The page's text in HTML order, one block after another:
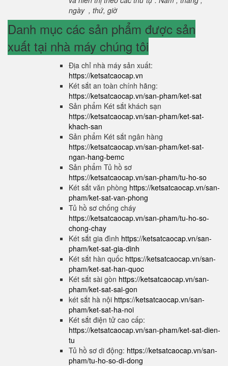
ngày , thứ, giờ
Danh mục các sản phẩm được sản
xuất tại nhà máy chúng tôi
Địa chỉ nhà máy sản xuất:
https://ketsatcaocap.vn
Két sắt an toàn chính hãng:
https://ketsatcaocap.vn/san-pham/ket-sat
Sản phẩm Két sắt khách sạn
https://ketsatcaocap.vn/san-pham/ket-sat-
khach-san
Sản phẩm Két sắt ngân hàng
https://ketsatcaocap.vn/san-pham/ket-sat-
ngan-hang-bemc
Sản phẩm Tủ hồ sơ
https://ketsatcaocap.vn/san-pham/tu-ho-so
Két sắt văn phòng https://ketsatcaocap.vn/san-
pham/ket-sat-van-phong
Tủ hồ sơ chống cháy
https://ketsatcaocap.vn/san-pham/tu-ho-so-
chong-chay
Két sắt gia đình https://ketsatcaocap.vn/san-
pham/ket-sat-gia-dinh
Két sắt hàn quốc https://ketsatcaocap.vn/san-
pham/ket-sat-han-quoc
Két sắt sài gòn https://ketsatcaocap.vn/san-
pham/ket-sat-sai-gon
két sắt hà nội https://ketsatcaocap.vn/san-
pham/ket-sat-ha-noi
Két sắt điện tử cao cấp:
https://ketsatcaocap.vn/san-pham/ket-sat-dien-
tu
Tủ hồ sơ di động: https://ketsatcaocap.vn/san-
pham/tu-ho-so-di-dong